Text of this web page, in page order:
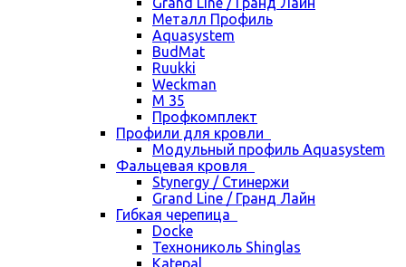
Металл Профиль
Aquasystem
BudMat
Ruukki
Weckman
М 35
Профкомплект
Профили для кровли
Модульный профиль Aquasystem
Фальцевая кровля
Stynergy / Стинержи
Grand Line / Гранд Лайн
Гибкая черепица
Docke
Технониколь Shinglas
Katepal